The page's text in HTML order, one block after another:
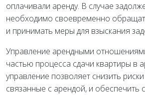
оплачивали аренду. В случае
необходимо своевременно
и принимать меры для взыскания
Управление арендными
частью процесса сдачи квартиры в
управление позволяет снизить
связанные с арендой, и обеспечить